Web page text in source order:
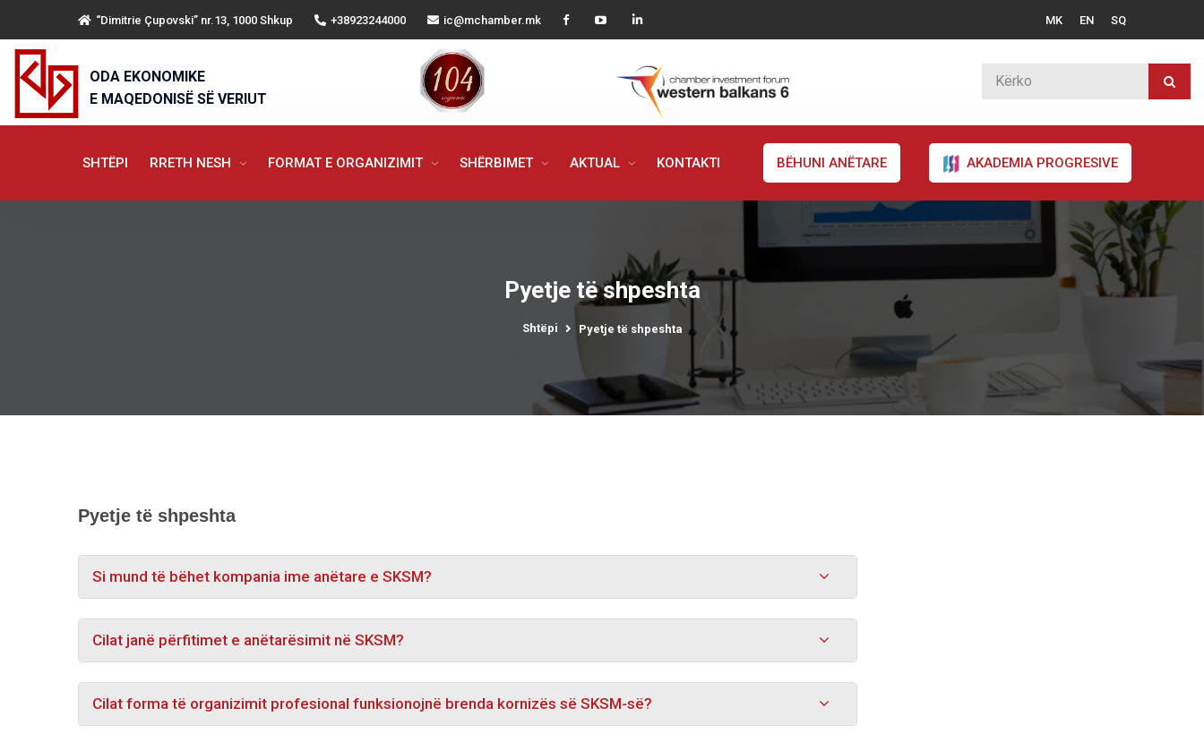
“Dimitrie Çupovski” nr.13, 1000 Shkup +38923244000 ic@mchamber.mk MK EN SQ
ODA EKONOMIKE
E MAQEDONISË SË VERIUT
SHTËPI RRETH NESH FORMAT E ORGANIZIMIT SHËRBIMET AKTUAL KONTAKTI BËHUNI ANËTARE AKADEMIA PROGRESIVE
Pyetje të shpeshta
Shtëpi Pyetje të shpeshta
Pyetje të shpeshta
Si mund të bëhet kompania ime anëtare e SKSM?
Cilat janë përfitimet e anëtarësimit në SKSM?
Cilat forma të organizimit profesional funksionojnë brenda kornizës së SKSM-së?